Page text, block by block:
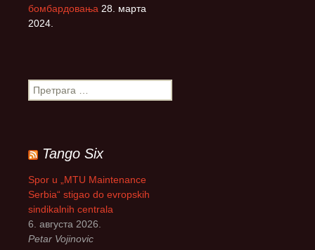
бомбардовања 28. марта
2024.
П
р
а
г
а
а
:
Tango Six
Spor u „MTU Maintenance
Serbia“ stigao do evropskih
sindikalnih centrala
6. августа 2026.
Petar Vojinovic